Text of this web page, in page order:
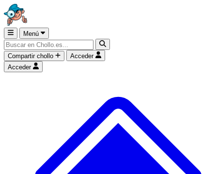
Menú
Compartir chollo
Acceder
Acceder